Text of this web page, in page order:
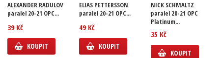
ALEXANDER RADULOV
paralel 20-21 OPC...
39 Kč
KOUPIT
ELIAS PETTERSSON
paralel 20-21 OPC...
49 Kč
KOUPIT
NICK SCHMALTZ
paralel 20-21 OPC
Platinum...
35 Kč
KOUPIT